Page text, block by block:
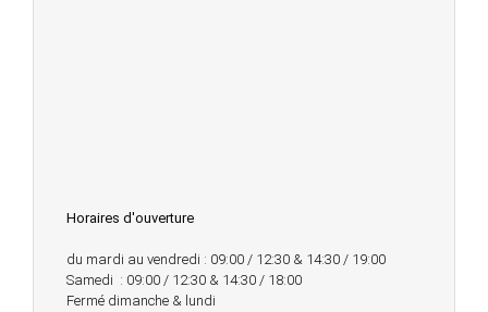
Horaires d'ouverture
du mardi au vendredi : 09:00 / 12:30 & 14:30 / 19:00
Samedi : 09:00 / 12:30 & 14:30 / 18:00
Fermé dimanche & lundi